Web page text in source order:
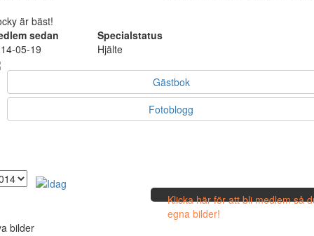
är bäst!
sedan
Specialstatus
05-19
Hjälte
Gästbok
Fotoblogg
Klicka här för att bli medlem så
egna bilder!
bilder